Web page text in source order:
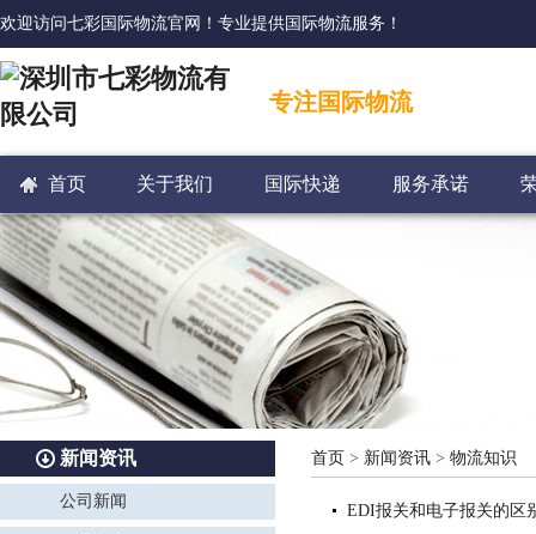
欢迎访问七彩国际物流官网！专业提供国际物流服务！
专注国际物流
首页 关于我们 国际快递 服务承诺
新闻资讯
公司新闻
首页 > 新闻资讯 > 物流知识
EDI报关和电子报关的区